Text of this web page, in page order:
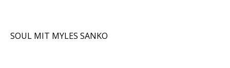
SOUL MIT MYLES SANKO